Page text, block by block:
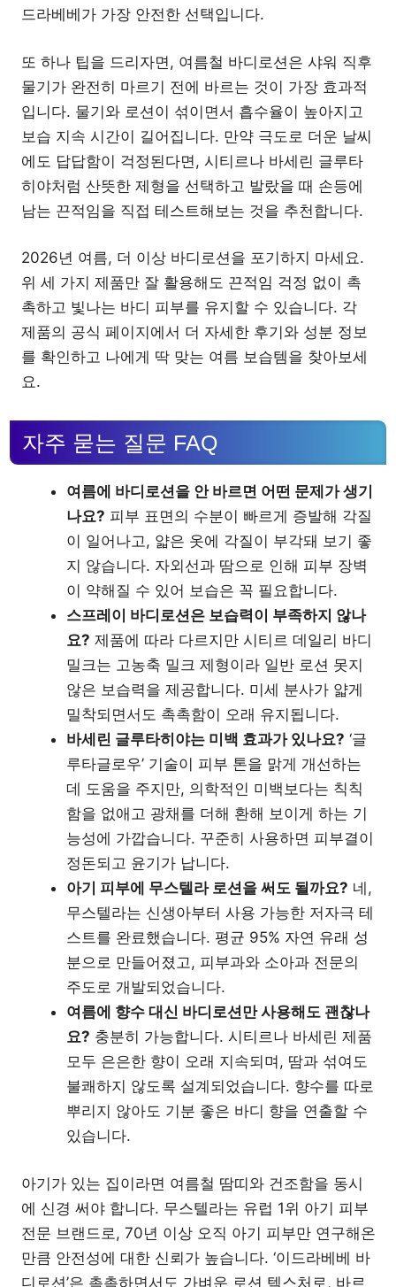
드라베베가 가장 안전한 선택입니다.
또 하나 팁을 드리자면, 여름철 바디로션은 샤워 직후
물기가 완전히 마르기 전에 바르는 것이 가장 효과적
입니다. 물기와 로션이 섞이면서 흡수율이 높아지고
보습 지속 시간이 길어집니다. 만약 극도로 더운 날씨
에도 답답함이 걱정된다면, 시티르나 바세린 글루타
히야처럼 산뜻한 제형을 선택하고 발랐을 때 손등에
남는 끈적임을 직접 테스트해보는 것을 추천합니다.
2026년 여름, 더 이상 바디로션을 포기하지 마세요.
위 세 가지 제품만 잘 활용해도 끈적임 걱정 없이 촉
촉하고 빛나는 바디 피부를 유지할 수 있습니다. 각
제품의 공식 페이지에서 더 자세한 후기와 성분 정보
를 확인하고 나에게 딱 맞는 여름 보습템을 찾아보세
요.
자주 묻는 질문 FAQ
여름에 바디로션을 안 바르면 어떤 문제가 생기
나요? 피부 표면의 수분이 빠르게 증발해 각질
이 일어나고, 얇은 옷에 각질이 부각돼 보기 좋
지 않습니다. 자외선과 땀으로 인해 피부 장벽
이 약해질 수 있어 보습은 꼭 필요합니다.
스프레이 바디로션은 보습력이 부족하지 않나
요? 제품에 따라 다르지만 시티르 데일리 바디
밀크는 고농축 밀크 제형이라 일반 로션 못지
않은 보습력을 제공합니다. 미세 분사가 얇게
밀착되면서도 촉촉함이 오래 유지됩니다.
바세린 글루타히야는 미백 효과가 있나요? ‘글
루타글로우’ 기술이 피부 톤을 맑게 개선하는
데 도움을 주지만, 의학적인 미백보다는 칙칙
함을 없애고 광채를 더해 환해 보이게 하는 기
능성에 가깝습니다. 꾸준히 사용하면 피부결이
정돈되고 윤기가 납니다.
아기 피부에 무스텔라 로션을 써도 될까요? 네,
무스텔라는 신생아부터 사용 가능한 저자극 테
스트를 완료했습니다. 평균 95% 자연 유래 성
분으로 만들어졌고, 피부과와 소아과 전문의
주도로 개발되었습니다.
여름에 향수 대신 바디로션만 사용해도 괜찮나
요? 충분히 가능합니다. 시티르나 바세린 제품
모두 은은한 향이 오래 지속되며, 땀과 섞여도
불쾌하지 않도록 설계되었습니다. 향수를 따로
뿌리지 않아도 기분 좋은 바디 향을 연출할 수
있습니다.
아기가 있는 집이라면 여름철 땀띠와 건조함을 동시
에 신경 써야 합니다. 무스텔라는 유럽 1위 아기 피부
전문 브랜드로, 70년 이상 오직 아기 피부만 연구해온
만큼 안전성에 대한 신뢰가 높습니다. ‘이드라베베 바
디로션’은 촉촉하면서도 가벼운 로션 텍스처로, 바르